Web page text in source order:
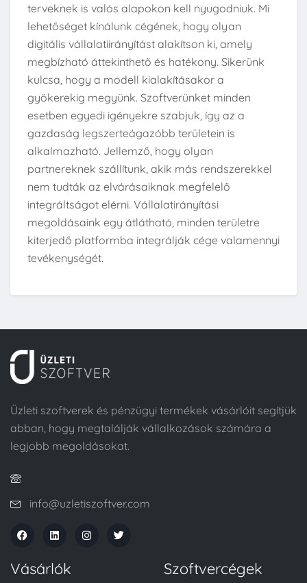
terveknek is valós alapokon kell nyugodniuk. Mi
lehetőséget kínálunk cégének, hogy olyan
digitális vállalatiirányítást alakítson ki, amely
megbízható áttekinthető és hatékony. Sikerünk
kulcsa, hogy a modell kialakításakor a
gyökerekig megyünk. Szoftverünket minden
esetben egyedi igényekre szabjuk, így az a
gazdaság legszerteágazóbb területein is
alkalmazható. Jellemző, hogy olyan
partnereknek szállítunk, akik más rendszerekkel
nem tudták az elvárásaiknak megfelelő
integráltságot elérni. Vállalatirányítási
megoldásaink egy átlátható, minden területre
kiterjedő platformba integrálják cége valamennyi
tevékenységét.
Üzleti szoftverek és pénzügyi termékek vásárlóit segítjük
abban, hogy megtalálják vállalkozások számára a
legjobb megoldásokat.
info@uzletiszoftver.com
Vásárlók Szoftvercégek